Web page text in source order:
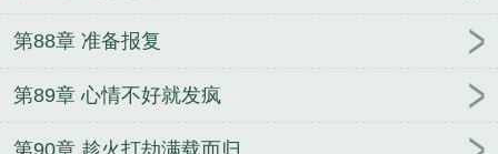
第88章 准备报复
第89章 心情不好就发疯